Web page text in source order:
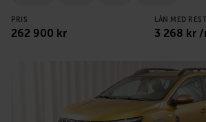
PRIS
262 900 kr
LÅN MED
3 268 kr /